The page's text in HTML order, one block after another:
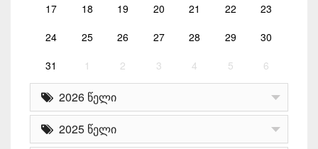
17 18 19 20 21 22 23
24 25 26 27 28 29 30
31 1 2 3 4 5 6
2026 წელი
2025 წელი